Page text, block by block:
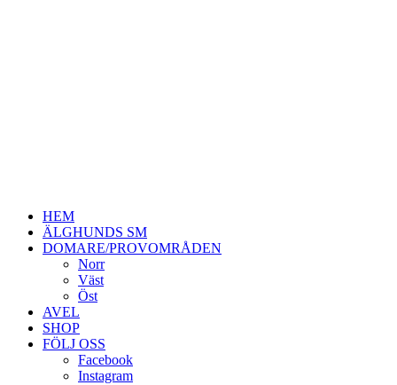
HEM
ÄLGHUNDS SM
DOMARE/PROVOMRÅDEN
Norr
Väst
Öst
AVEL
SHOP
FÖLJ OSS
Facebook
Instagram